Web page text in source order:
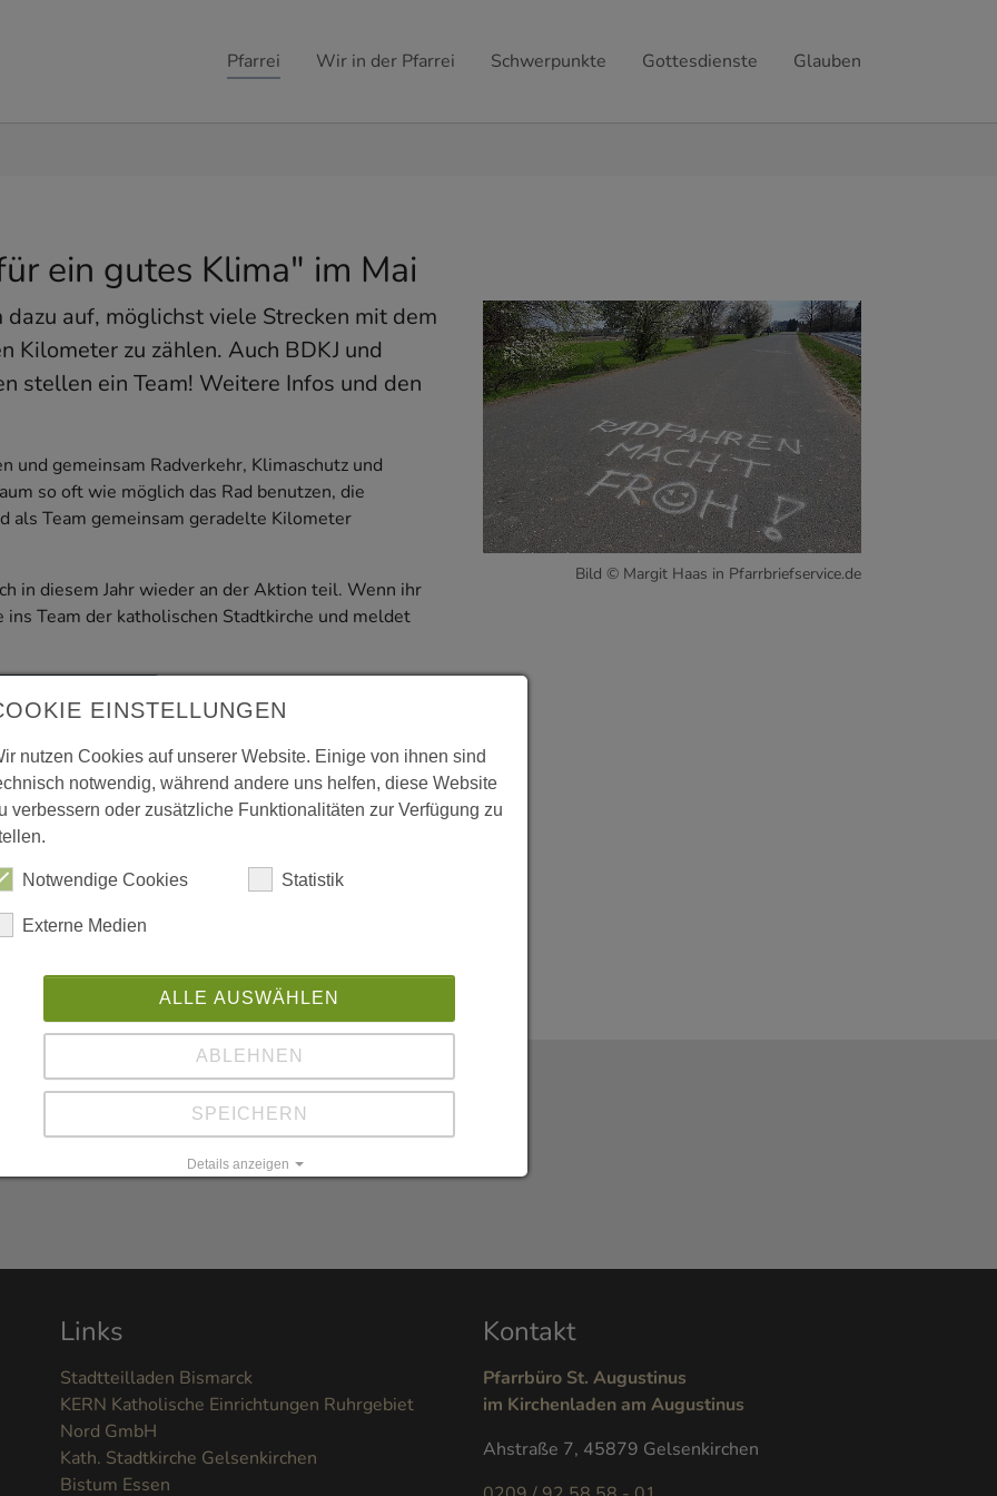
Pfarrei Wir in der Pfarrei Schwerpunkte Gottesdienste Glauben
ein gutes Klima" im Mai
auf, möglichst viele Strecken mit dem
Kilometer zu zählen. Auch BDKJ und
stellen ein Team! Weitere Infos und den
und gemeinsam Radverkehr, Klimaschutz und
so oft wie möglich das Rad benutzen, die
als Team gemeinsam geradelte Kilometer
in diesem Jahr wieder an der Aktion teil. Wenn ihr
Team der katholischen Stadtkirche und meldet
zur Anmeldung
"Propsteipfarrei St. Augustinus"! Unterteams
beiden Teams gutgeschrieben.
Die Aktion soll Spaß machen,
eine gute Radinfrastruktur ist. Weitere Infos
faq
Bild © Margit Haas in Pfarrbriefservice.de
Hand - und vor allem umweltfreundlich als E-Mail.
Links
Stadtteilladen Bismarck
KERN Katholische Einrichtungen Ruhrgebiet
Nord GmbH
Kath. Stadtkirche Gelsenkirchen
Bistum Essen
Kontakt
Pfarrbüro St. Augustinus
im Kirchenladen am Augustinus
Ahstraße 7, 45879 Gelsenkirchen
EINSTELLUNGEN
nutzen Cookies auf unserer Website. Einige von ihnen sind
notwendig, während andere uns helfen, diese Website
verbessern oder zusätzliche Funktionalitäten zur Verfügung zu
Notwendige Cookies Statistik
Externe Medien
ALLE AUSWÄHLEN
ABLEHNEN
SPEICHERN
Details anzeigen